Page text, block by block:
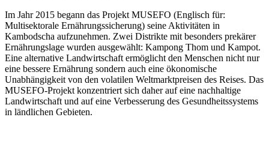
Im Jahr 2015 begann das Projekt MUSEFO (Englisch für:
Multisektorale Ernährungssicherung) seine Aktivitäten in
Kambodscha aufzunehmen. Zwei Distrikte mit besonders prekärer
Ernährungslage wurden ausgewählt: Kampong Thom und Kampot.
Eine alternative Landwirtschaft ermöglicht den Menschen nicht nur
eine bessere Ernährung sondern auch eine ökonomische
Unabhängigkeit von den volatilen Weltmarktpreisen des Reises. Das
MUSEFO-Projekt konzentriert sich daher auf eine nachhaltige
Landwirtschaft und auf eine Verbesserung des Gesundheitssystems
in ländlichen Gebieten.